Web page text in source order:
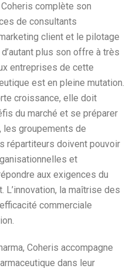
complète son
de consultants
client et le pilotage
plus son offre à très
entreprises de cette
est en pleine mutation.
croissance, elle doit
du marché et se préparer
les groupements de
répartiteurs doivent pouvoir
et
aux exigences du
L’innovation, la maîtrise des
commerciale
Coheris accompagne
dans leur